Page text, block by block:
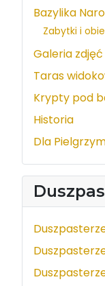
Bazylika
Zabytki i
Galeria zdjęć
Taras
Krypty pod
Historia
Dla